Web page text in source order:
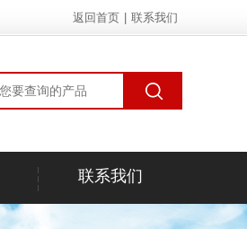
返回首页 联系我们
联系我们